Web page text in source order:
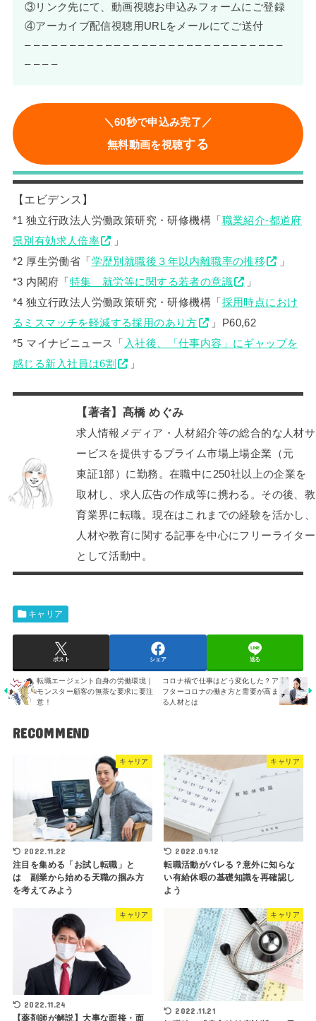
③リンク先にて、動画視聴お申込みフォームにご登録
④アーカイブ配信視聴用URLをメールにてご送付
– – – – – – – – – – – – – – – – – – – – – – – – – – – – –
– – – –
＼60秒で申込み完了／
無料動画を視聴する
【エビデンス】
*1 独立行政法人労働政策研究・研修機構「 職業紹介-都道府
県別有効求人倍率
」
*2 厚生労働省「 学歴別就職後３年以内離職率の推移
」
*3 内閣府「 特集 就労等に関する若者の意識
」
*4 独立行政法人労働政策研究・研修機構「 採用時点におけ
るミスマッチを軽減する採用のあり方
」P60,62
*5 マイナビニュース「 入社後、「仕事内容」にギャップを
感じる新入社員は6割
」
【著者】髙橋 めぐみ
求人情報メディア・人材紹介等の総合的な人材サ
ービスを提供するプライム市場上場企業（元
東証1部）に勤務。在職中に250社以上の企業を
取材し、求人広告の作成等に携わる。その後、教
育業界に転職。現在はこれまでの経験を活かし、
人材や教育に関する記事を中心にフリーライター
として活動中。
キャリア
ポスト シェア 送る
転職エージェント自身の労働環境｜
モンスター顧客の無茶な要求に要注
意！
コロナ禍で仕事はどう変化した？ア
フターコロナの働き方と需要が高ま
る人材とは
RECOMMEND
キャリア
2022.11.22
注目を集める「お試し転職」と
は 副業から始める天職の掴み方
を考えてみよう
キャリア
2022.09.12
転職活動がバレる？意外に知らな
い有給休暇の基礎知識を再確認し
よう
キャリア
2022.11.24
【薬剤師が解説】大事な面接・面
キャリア
2022.11.21